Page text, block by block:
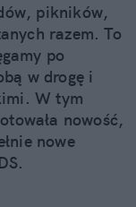
pikników,
razem. To
po
w drogę i
W tym
nowość,
nowe